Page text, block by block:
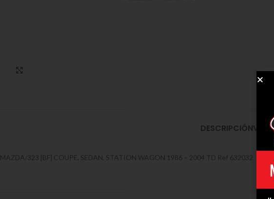
DESCRIPCIÓN
MAZDA/323 [BF] COUPE, SEDAN, STATION WAGON 1986 – 2004 TD Ref 632032